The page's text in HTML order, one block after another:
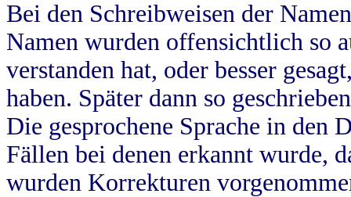
Bei den Schreibweisen der
Namen wurden offensichtlich so
verstanden hat, oder besser
haben. Später dann so
Die gesprochene Sprache in
Fällen bei denen erkannt wurde,
wurden Korrekturen